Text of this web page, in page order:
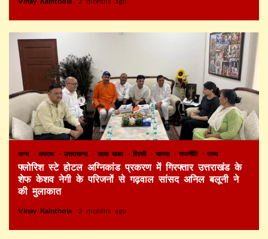
अन्य अपराध उत्तराखण्ड खास खबर दिल्ली भाजपा राजनीति राज्य
फ्लोरिश स्टे होटल अग्निकांड प्रकरण में गिरफ्तार उत्तराखंड के
शेफ केशव नेगी के परिजनों से गढ़वाल सांसद अनिल बलूनी ने
की मुलाकात
Vinay Kainthola 2 months ago